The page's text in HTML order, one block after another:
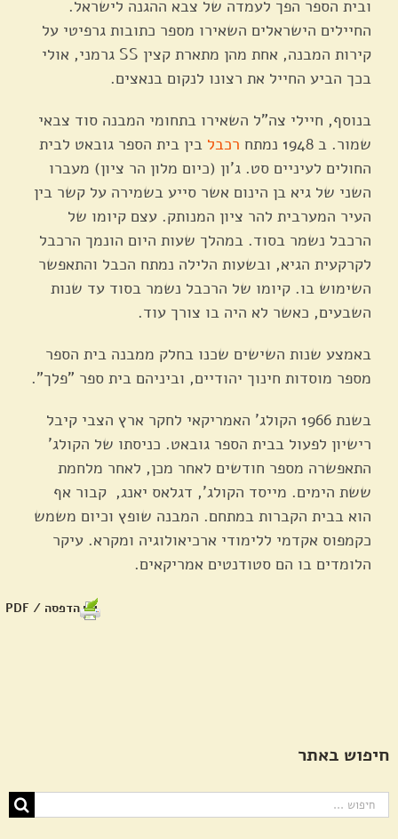
ובית הספר הפך לעמדה של צבא ההגנה לישראל.
החיילים הישראלים השאירו מספר כתובות גרפיטי על
קירות המבנה, אחת מהן מתארת קצין SS גרמני, אולי
בכך הביע החייל את רצונו לנקום בנאצים.
בנוסף, חיילי צה"ל השאירו בתחומי המבנה סוד צבאי
שמור. ב 1948 נמתח
רכבל בין בית הספר גובאט לבית
החולים לעיניים סט. ג'ון (כיום מלון הר ציון) מעברו
השני של גיא בן הינום אשר סייע בשמירה על קשר בין
העיר המערבית להר ציון המנותק. עצם קיומו של
הרכבל נשמר בסוד. במהלך שעות היום הונמך הרכבל
לקרקעית הגיא, ובשעות הלילה נמתח הכבל והתאפשר
השימוש בו. קיומו של הרכבל נשמר בסוד עד שנות
השבעים, כאשר לא היה בו צורך עוד.
באמצע שנות השישים שכנו בחלק ממבנה בית הספר
מספר מוסדות חינוך יהודיים, וביניהם בית ספר "פלך".
בשנת 1966 הקולג' האמריקאי לחקר ארץ הצבי קיבל
רישיון לפעול בבית הספר גובאט. כניסתו של הקולג'
התאפשרה מספר חודשים לאחר מכן, לאחר מלחמת
ששת הימים. מייסד הקולג', דגלאס יאנג, קבור אף
הוא בבית הקברות במתחם. המבנה שופץ וכיום משמש
כקמפוס אקדמי ללימודי ארכיאולוגיה ומקרא. עיקר
הלומדים בו הם סטודנטים אמריקאים.
הדפסה / PDF
חיפוש באתר
חיפוש...